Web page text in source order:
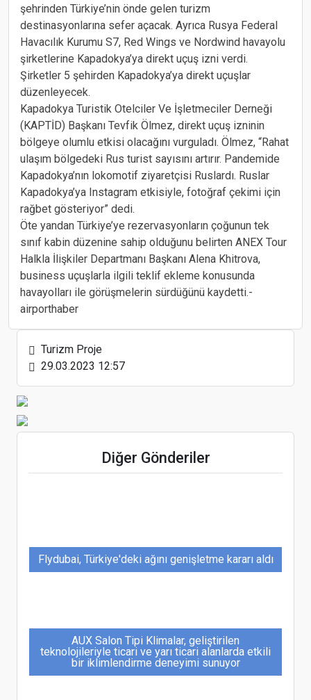
şehrinden Türkiye’nin önde gelen turizm
destinasyonlarına sefer açacak. Ayrıca Rusya Federal
Havacılık Kurumu S7, Red Wings ve Nordwind havayolu
şirketlerine Kapadokya’ya direkt uçuş izni verdi.
Şirketler 5 şehirden Kapadokya’ya direkt uçuşlar
düzenleyecek.
Kapadokya Turistik Otelciler Ve İşletmeciler Derneği
(KAPTİD) Başkanı Tevfik Ölmez, direkt uçuş izninin
bölgeye olumlu etkisi olacağını vurguladı. Ölmez, “Rahat
ulaşım bölgedeki Rus turist sayısını artırır. Pandemide
Kapadokya’nın lokomotif ziyaretçisi Ruslardı. Ruslar
Kapadokya’ya Instagram etkisiyle, fotoğraf çekimi için
rağbet gösteriyor” dedi.
Öte yandan Türkiye’ye rezervasyonların çoğunun tek
sınıf kabin düzenine sahip olduğunu belirten ANEX Tour
Halkla İlişkiler Departmanı Başkanı Alena Khitrova,
business uçuşlarla ilgili teklif ekleme konusunda
havayolları ile görüşmelerin sürdüğünü kaydetti.-
airporthaber
Turizm Proje
29.03.2023 12:57
Diğer Gönderiler
Utair, Surgut- Antalya seferine hazırlanıyor
Hitit yeni havayolları ile büyümeye devam ediyor
İstanbul'da bir araya geldi
Flydubai, Türkiye'deki ağını genişletme kararı aldı
AUX Salon Tipi Klimalar, geliştirilen
teknolojileriyle ticari ve yarı ticari alanlarda etkili
bir iklimlendirme deneyimi sunuyor